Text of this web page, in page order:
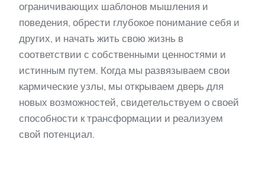
ограничивающих шаблонов мышления и
поведения, обрести глубокое понимание себя и
других, и начать жить свою жизнь в
соответствии с собственными ценностями и
истинным путем. Когда мы развязываем свои
кармические узлы, мы открываем дверь для
новых возможностей, свидетельствуем о своей
способности к трансформации и реализуем
свой потенциал.